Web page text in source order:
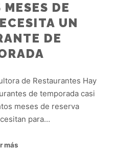
DE
UN
DE
de Restaurantes Hay
de temporada casi
meses de reserva
para…
más